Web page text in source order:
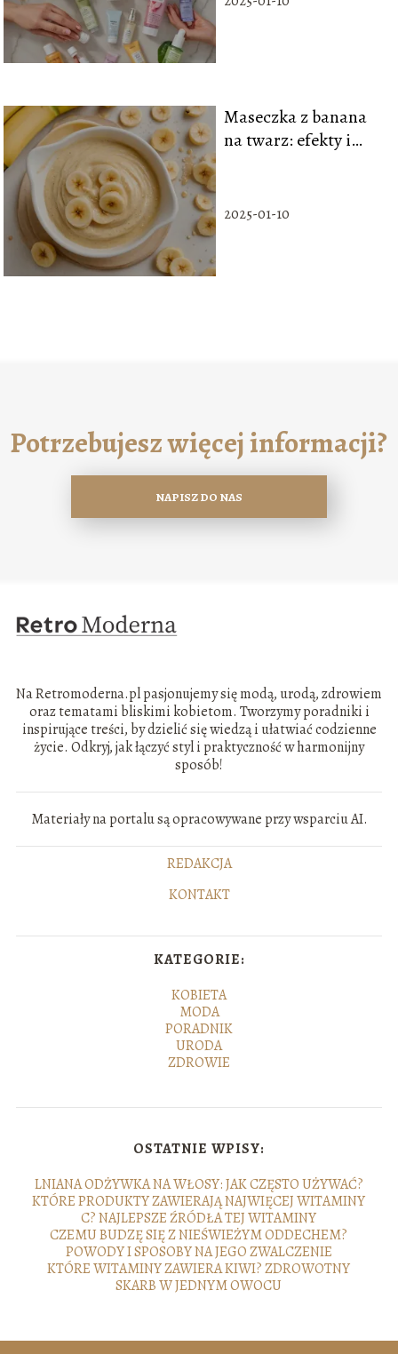
Maseczka z banana
na twarz: efekty i
2025-01-10
Potrzebujesz więcej informacji?
NAPISZ DO NAS
Na Retromoderna.pl pasjonujemy się modą, urodą, zdrowiem
oraz tematami bliskimi kobietom. Tworzymy poradniki i
inspirujące treści, by dzielić się wiedzą i ułatwiać codzienne
życie. Odkryj, jak łączyć styl i praktyczność w harmonijny
sposób!
Materiały na portalu są opracowywane przy wsparciu AI.
REDAKCJA
KONTAKT
KATEGORIE:
KOBIETA
MODA
PORADNIK
URODA
ZDROWIE
OSTATNIE WPISY:
LNIANA ODŻYWKA NA WŁOSY: JAK CZĘSTO UŻYWAĆ?
KTÓRE PRODUKTY ZAWIERAJĄ NAJWIĘCEJ WITAMINY
C? NAJLEPSZE ŹRÓDŁA TEJ WITAMINY
CZEMU BUDZĘ SIĘ Z NIEŚWIEŻYM ODDECHEM?
POWODY I SPOSOBY NA JEGO ZWALCZENIE
KTÓRE WITAMINY ZAWIERA KIWI? ZDROWOTNY
SKARB W JEDNYM OWOCU